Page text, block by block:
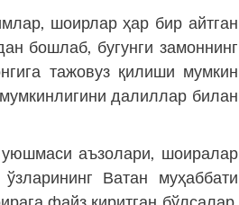
шоирлар ҳар бир айтган
бошлаб, бугунги замоннинг
тажовуз қилиши мумкин
далиллар билан
аъзолари, шоиралар
Ватан муҳаббати